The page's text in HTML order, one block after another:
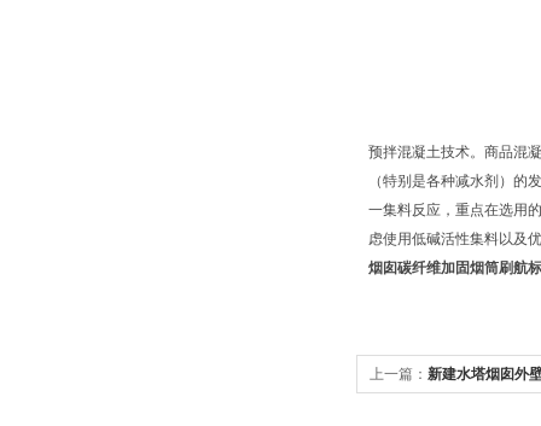
预拌混凝土技术。商品混
（特别是各种减水剂）的
一集料反应，重点在选用
虑使用低碱活性集料以及
烟囱碳纤维加固烟筒刷航
上一篇： 新建水塔烟囱外